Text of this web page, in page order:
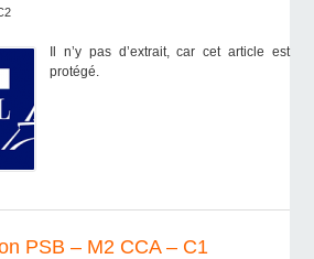
Il n’y pas d’extrait, car cet article est
protégé.
PSB – M2 CCA – C1